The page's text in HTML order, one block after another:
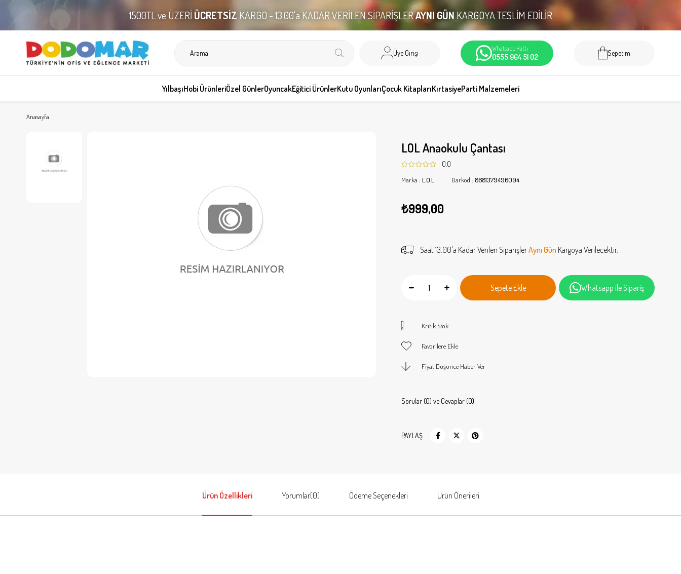
1500TL ve ÜZERİ ÜCRETSİZ KARGO - 13:00'a KADAR VERİLEN SİPARİŞLERAYNI GÜN KARGOYA TESLİM EDİLİR
Üye Girişi
Whatsapp Hattı
0555 964 51 02 Sepetim
YılbaşıHobi ÜrünleriÖzel GünlerOyuncakEğitici ÜrünlerKutu OyunlarıÇocuk KitaplarıKırtasiyeParti Malzemeleri
Anasayfa
LOL Anaokulu Çantası
0.0
Marka : L.O.L Barkod : 8681379496094
₺999,00
Saat 13.00'a Kadar Verilen SiparişlerAynı Gün Kargoya Verilecektir.
Whatsapp ile Sipariş
Kritik Stok
Favorilere Ekle
Fiyat Düşünce Haber Ver
Sorular (0) ve Cevaplar (0)
PAYLAŞ
Ürün Özellikleri Yorumlar(0) Ödeme Seçenekleri Ürün Önerileri